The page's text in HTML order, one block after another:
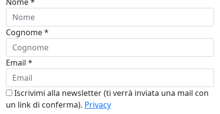
Cognome *
Email *
Iscrivimi alla newsletter (ti verrà inviata una mail con
un link di conferma). Privacy